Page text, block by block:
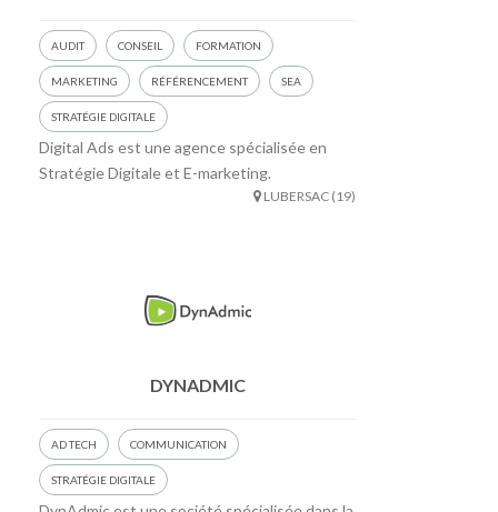
AUDIT CONSEIL FORMATION
MARKETING RÉFÉRENCEMENT SEA
STRATÉGIE DIGITALE
Digital Ads est une agence spécialisée en
Stratégie Digitale et E-marketing.
LUBERSAC (19)
DYNADMIC
AD TECH COMMUNICATION
STRATÉGIE DIGITALE